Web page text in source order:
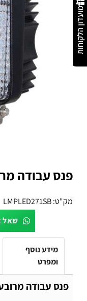
מועדון הלקוחות
פנס עבודה מרובע
מק"ט:LMPLED271SB
שאל
מידע נוסף
ומפרט
פנס עבודה מרובע – 9